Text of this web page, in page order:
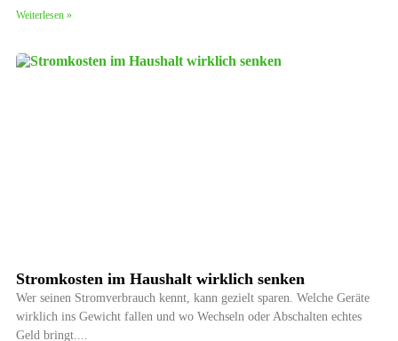
Weiterlesen »
Stromkosten im Haushalt wirklich senken
Wer seinen Stromverbrauch kennt, kann gezielt sparen. Welche Geräte
wirklich ins Gewicht fallen und wo Wechseln oder Abschalten echtes
Geld bringt.